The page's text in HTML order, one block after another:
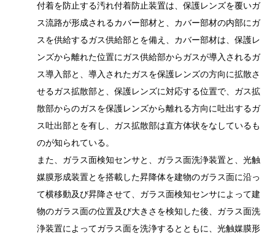
付着を防止する汚れ付着防止装置は、保護レンズを覆いガ
ス流路が形成されるカバー部材と、カバー部材の内部にガ
スを供給するガス供給部とを備え、カバー部材は、保護レ
ンズから離れた位置にガス供給部からガスが導入されるガ
ス導入部と、導入されたガスを保護レンズの方向に拡散さ
せるガス拡散部と、保護レンズに対応する位置で、ガス拡
散部からのガスを保護レンズから離れる方向に吐出するガ
ス吐出部とを有し、ガス拡散部は直方体状をなしているも
のが知られている。
また、ガラス面検知センサと、ガラス面洗浄装置と、光触
媒膜形成装置とを搭載した昇降体を建物のガラス面に沿っ
て横移動及び昇降させて、ガラス面検知センサによって建
物のガラス面の位置及び大きさを検知した後、ガラス面洗
浄装置によってガラス面を洗浄するとともに、光触媒膜形